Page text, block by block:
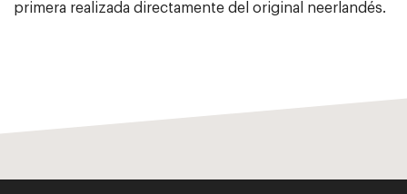
primera realizada directamente del original neerlandés.